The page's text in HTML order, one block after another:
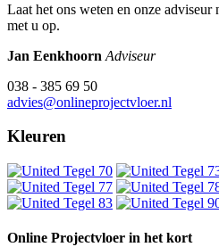
Laat het ons weten en onze adviseur
met u op.
Jan Eenkhoorn Adviseur
038 - 385 69 50
advies@onlineprojectvloer.nl
Kleuren
Online Projectvloer in het kort